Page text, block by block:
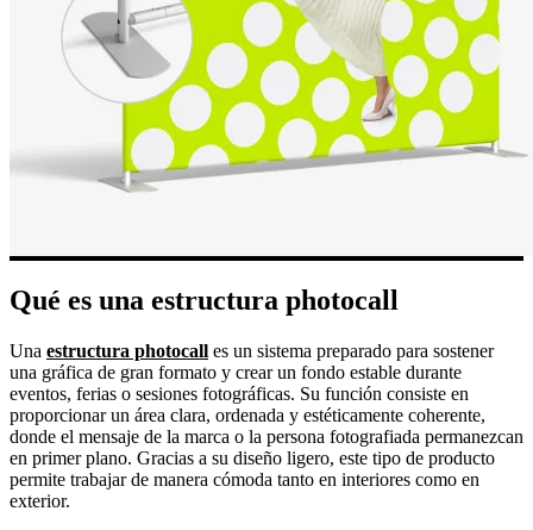
Qué es una estructura photocall
Una estructura photocall es un sistema preparado para sostener
una gráfica de gran formato y crear un fondo estable durante
eventos, ferias o sesiones fotográficas. Su función consiste en
proporcionar un área clara, ordenada y estéticamente coherente,
donde el mensaje de la marca o la persona fotografiada permanezcan
en primer plano. Gracias a su diseño ligero, este tipo de producto
permite trabajar de manera cómoda tanto en interiores como en
exterior.